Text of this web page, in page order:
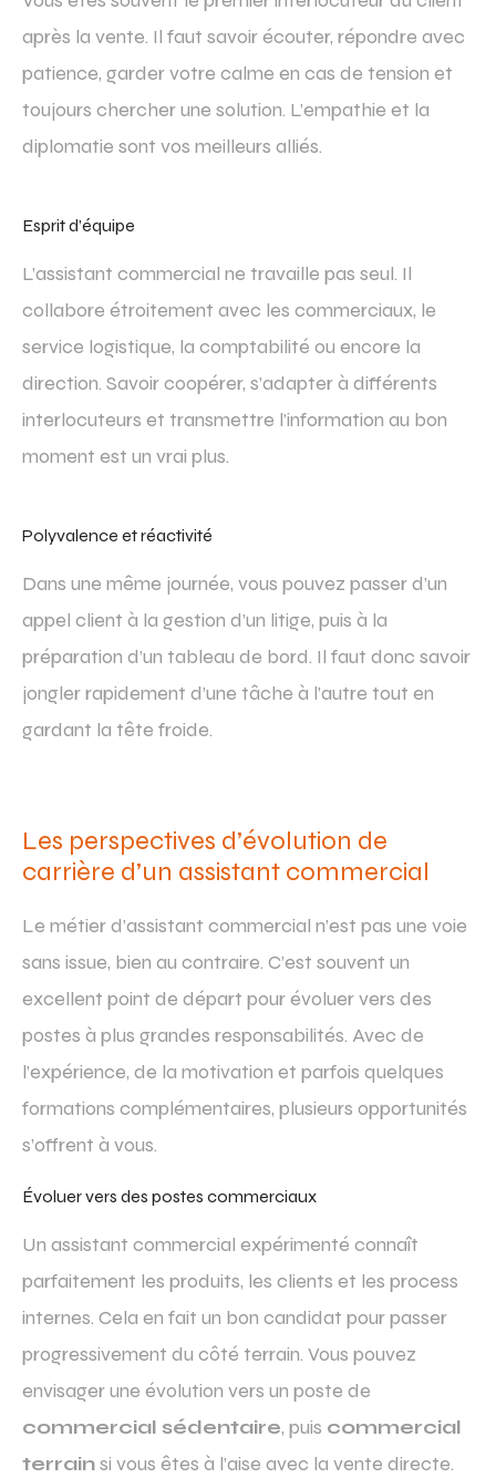
après la vente. Il faut savoir écouter, répondre avec
patience, garder votre calme en cas de tension et
toujours chercher une solution. L’empathie et la
diplomatie sont vos meilleurs alliés.
Esprit d’équipe
L’assistant commercial ne travaille pas seul. Il
collabore étroitement avec les commerciaux, le
service logistique, la comptabilité ou encore la
direction. Savoir coopérer, s’adapter à différents
interlocuteurs et transmettre l’information au bon
moment est un vrai plus.
Polyvalence et réactivité
Dans une même journée, vous pouvez passer d’un
appel client à la gestion d’un litige, puis à la
préparation d’un tableau de bord. Il faut donc savoir
jongler rapidement d’une tâche à l’autre tout en
gardant la tête froide.
Les perspectives d’évolution de
carrière d’un assistant commercial
Le métier d’assistant commercial n’est pas une voie
sans issue, bien au contraire. C’est souvent un
excellent point de départ pour évoluer vers des
postes à plus grandes responsabilités. Avec de
l’expérience, de la motivation et parfois quelques
formations complémentaires, plusieurs opportunités
s’offrent à vous.
Évoluer vers des postes commerciaux
Un assistant commercial expérimenté connaît
parfaitement les produits, les clients et les process
internes. Cela en fait un bon candidat pour passer
progressivement du côté terrain. Vous pouvez
envisager une évolution vers un poste de
commercial sédentaire, puis commercial
terrainsi vous êtes à l’aise avec la vente directe.